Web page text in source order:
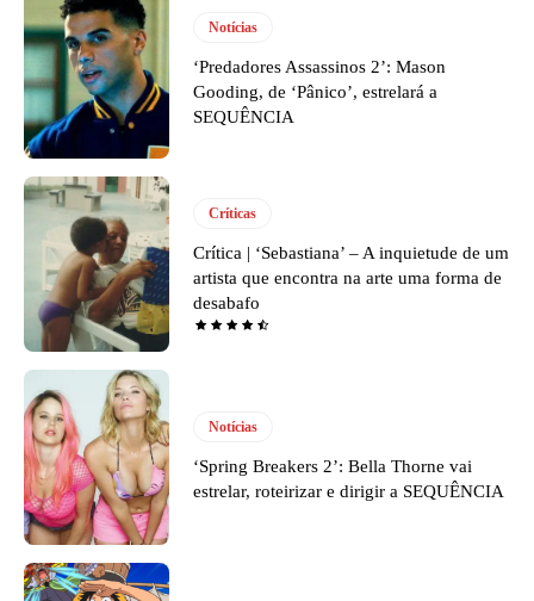
Notícias
‘Predadores Assassinos 2’: Mason
Gooding, de ‘Pânico’, estrelará a
SEQUÊNCIA
Críticas
Crítica | ‘Sebastiana’ – A inquietude de um
artista que encontra na arte uma forma de
desabafo
Notícias
‘Spring Breakers 2’: Bella Thorne vai
estrelar, roteirizar e dirigir a SEQUÊNCIA